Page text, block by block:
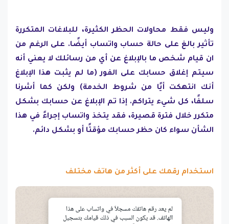
وليس فقط محاولات الحظر الكثيرة، للبلاغات المتكررة
تأثير بالغ على حالة حساب واتساب أيضًا. على الرغم من
ان قيام شخص ما بالإبلاغ عن أي من رسائلك لا يعني أنه
سيتم إغلاق حسابك على الفور (ما لم يثبت هذا الإبلاغ
أنك انتهكت أيًا من شروط الخدمة) ولكن كما أشرنا
سلفًا، كل شيء يتراكم. إذا تم الإبلاغ عن حسابك بشكل
متكرر خلال فترة قصيرة، فقد يتخذ واتساب إجراءً في هذا
الشأن سواء كان حظر حسابك مؤقتًا أو بشكل دائم.
استخدام رقمك على أكثر من هاتف مختلف